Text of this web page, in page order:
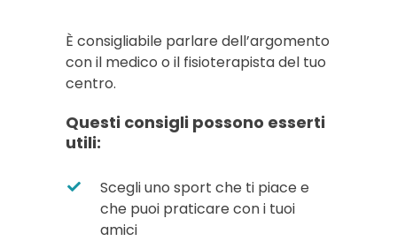
È consigliabile parlare dell’argomento
con il medico o il fisioterapista del tuo
centro.
Questi consigli possono esserti
utili:
Scegli uno sport che ti piace e
che puoi praticare con i tuoi
amici